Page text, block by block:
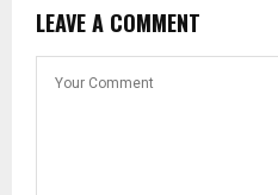
LEAVE A COMMENT